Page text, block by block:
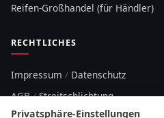
Reifen-Großhandel (für Händler)
RECHTLICHES
Impressum / Datenschutz
AGB/Streitschlichtung
Privatsphäre-Einstellungen